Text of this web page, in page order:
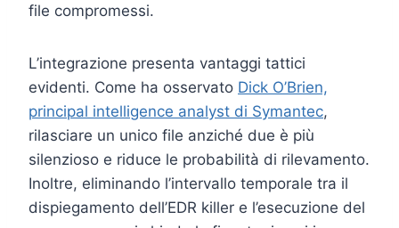
file compromessi.
L’integrazione presenta vantaggi tattici
evidenti. Come ha osservato Dick O’Brien,
principal intelligence analyst di Symantec,
rilasciare un unico file anziché due è più
silenzioso e riduce le probabilità di rilevamento.
Inoltre, eliminando l’intervallo temporale tra il
dispiegamento dell’EDR killer e l’esecuzione del